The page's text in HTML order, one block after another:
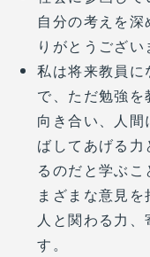
自分の考えを
りがとうござい
私は将来教員に
で、ただ勉強
向き合い、人
ばしてあげる
るのだと学ぶ
まざまな意見を
人と関わる力
す。